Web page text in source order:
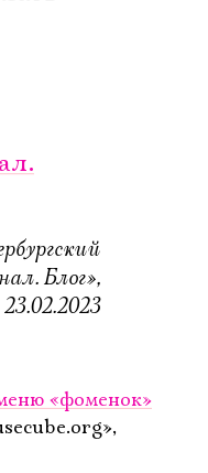
Блог»,
23.02.2023
«фоменок»